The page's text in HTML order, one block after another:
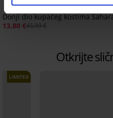
Donji dio kupaćeg kostima
13,80 €45,99 €
Otkrijte
LIMITED